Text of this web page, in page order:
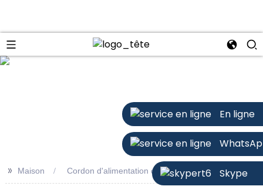
En ligne
Skype
>> Maison Cordon d'alimentation de bureau ODM